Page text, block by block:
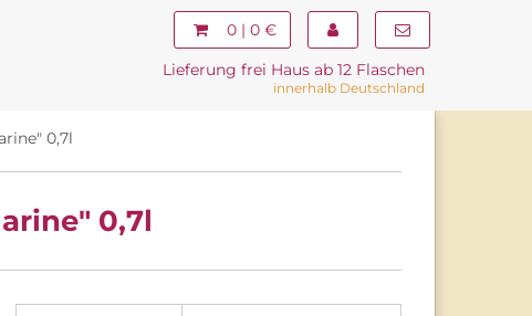
0 | 0 €
Lieferung frei Haus ab 12 Flaschen
innerhalb Deutschland
0,7l
0,7l